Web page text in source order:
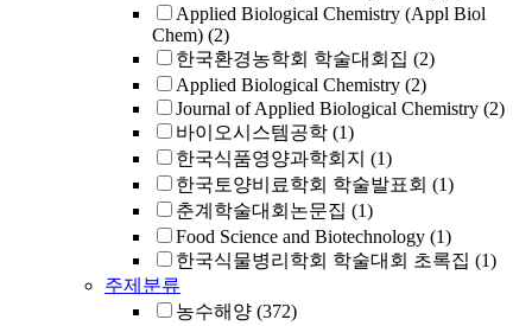
Applied Biological Chemistry (Appl Biol
Chem) (2)
한국환경농학회 학술대회집 (2)
Applied Biological Chemistry (2)
Journal of Applied Biological Chemistry (2)
바이오시스템공학 (1)
한국식품영양과학회지 (1)
한국토양비료학회 학술발표회 (1)
춘계학술대회논문집 (1)
Food Science and Biotechnology (1)
한국식물병리학회 학술대회 초록집 (1)
주제분류
농수해양 (372)